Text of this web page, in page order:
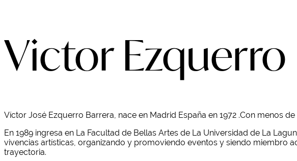
Victor Ezquerro
Víctor José Ezquerro Barrera, nace en Madrid España en 1972 .Con menos
En 1989 ingresa en La Facultad de Bellas Artes de La Universidad de La
vivencias artísticas, organizando y promoviendo eventos y siendo miembro
trayectoria.